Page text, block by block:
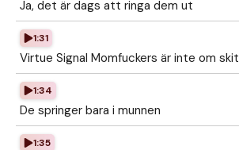
Ja, det är dags att ringa dem ut
1:31
Virtue Signal Momfuckers är inte om skit
1:34
De springer bara i munnen
1:35